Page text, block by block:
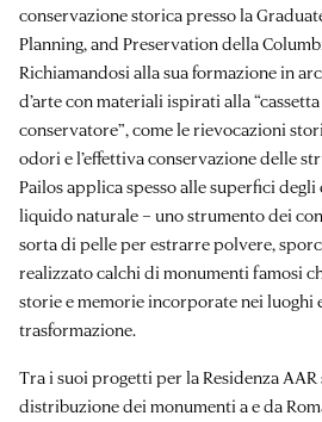
conservazione storica presso la
Planning, and Preservation della
Richiamandosi alla sua formazione in
d’arte con materiali ispirati alla
conservatore”, come le rievocazioni
odori e l’effettiva conservazione delle
Pailos applica spesso alle superfici
liquido naturale – uno strumento dei
sorta di pelle per estrarre polvere,
realizzato calchi di monumenti famosi
storie e memorie incorporate nei luoghi
trasformazione.
Tra i suoi progetti per la Residenza AAR
distribuzione dei monumenti a e da